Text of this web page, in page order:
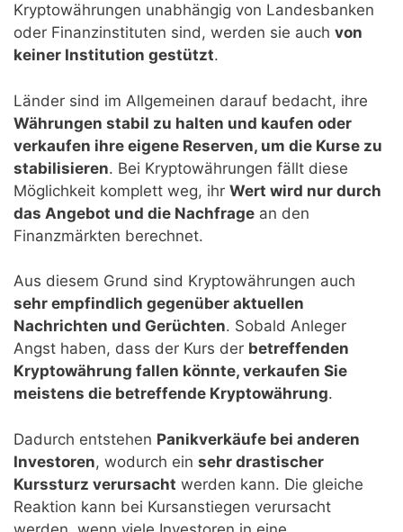
Kryptowährungen unabhängig von Landesbanken
oder Finanzinstituten sind, werden sie auch von
keiner Institution gestützt.
Länder sind im Allgemeinen darauf bedacht, ihre
Währungen stabil zu halten und kaufen oder
verkaufen ihre eigene Reserven, um die Kurse zu
stabilisieren. Bei Kryptowährungen fällt diese
Möglichkeit komplett weg, ihr Wert wird nur durch
das Angebot und die Nachfrage an den
Finanzmärkten berechnet.
Aus diesem Grund sind Kryptowährungen auch
sehr empfindlich gegenüber aktuellen
Nachrichten und Gerüchten. Sobald Anleger
Angst haben, dass der Kurs der betreffenden
Kryptowährung fallen könnte, verkaufen Sie
meistens die betreffende Kryptowährung.
Dadurch entstehen Panikverkäufe bei anderen
Investoren, wodurch ein sehr drastischer
Kurssturz verursacht werden kann. Die gleiche
Reaktion kann bei Kursanstiegen verursacht